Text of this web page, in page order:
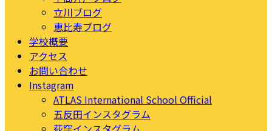
立川ブログ
恵比寿ブログ
学校概要
アクセス
お問い合わせ
Instagram
ATLAS International School Official
五反田インスタグラム